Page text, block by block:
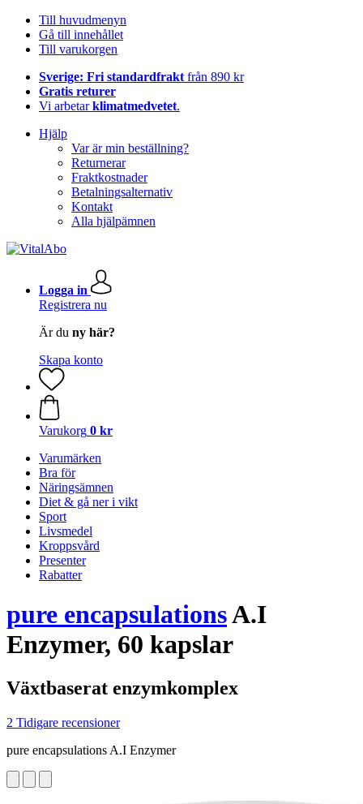
Till huvudmenyn
Gå till innehållet
Till varukorgen
Sverige: Fri standardfrakt från 890 kr
Gratis returer
Vi arbetarklimatmedvetet.
Hjälp
Var är min beställning?
Returnerar
Fraktkostnader
Betalningsalternativ
Kontakt
Alla hjälpämnen
Logga in
Registrera nu
Är du ny här?
Skapa konto
Varukorg 0 kr
Varumärken
Bra för
Näringsämnen
Diet & gå ner i vikt
Sport
Livsmedel
Kroppsvård
Presenter
Rabatter
pure encapsulationsA.I
Enzymer, 60 kapslar
Växtbaserat enzymkomplex
2 Tidigare recensioner
pure encapsulations A.I Enzymer